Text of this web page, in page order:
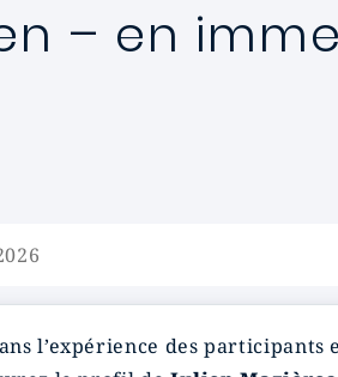
– en
l’expérience des participants